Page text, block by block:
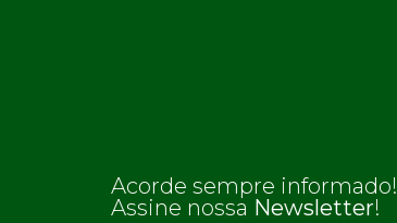
Acorde sempre informado!
Assine nossa Newsletter!